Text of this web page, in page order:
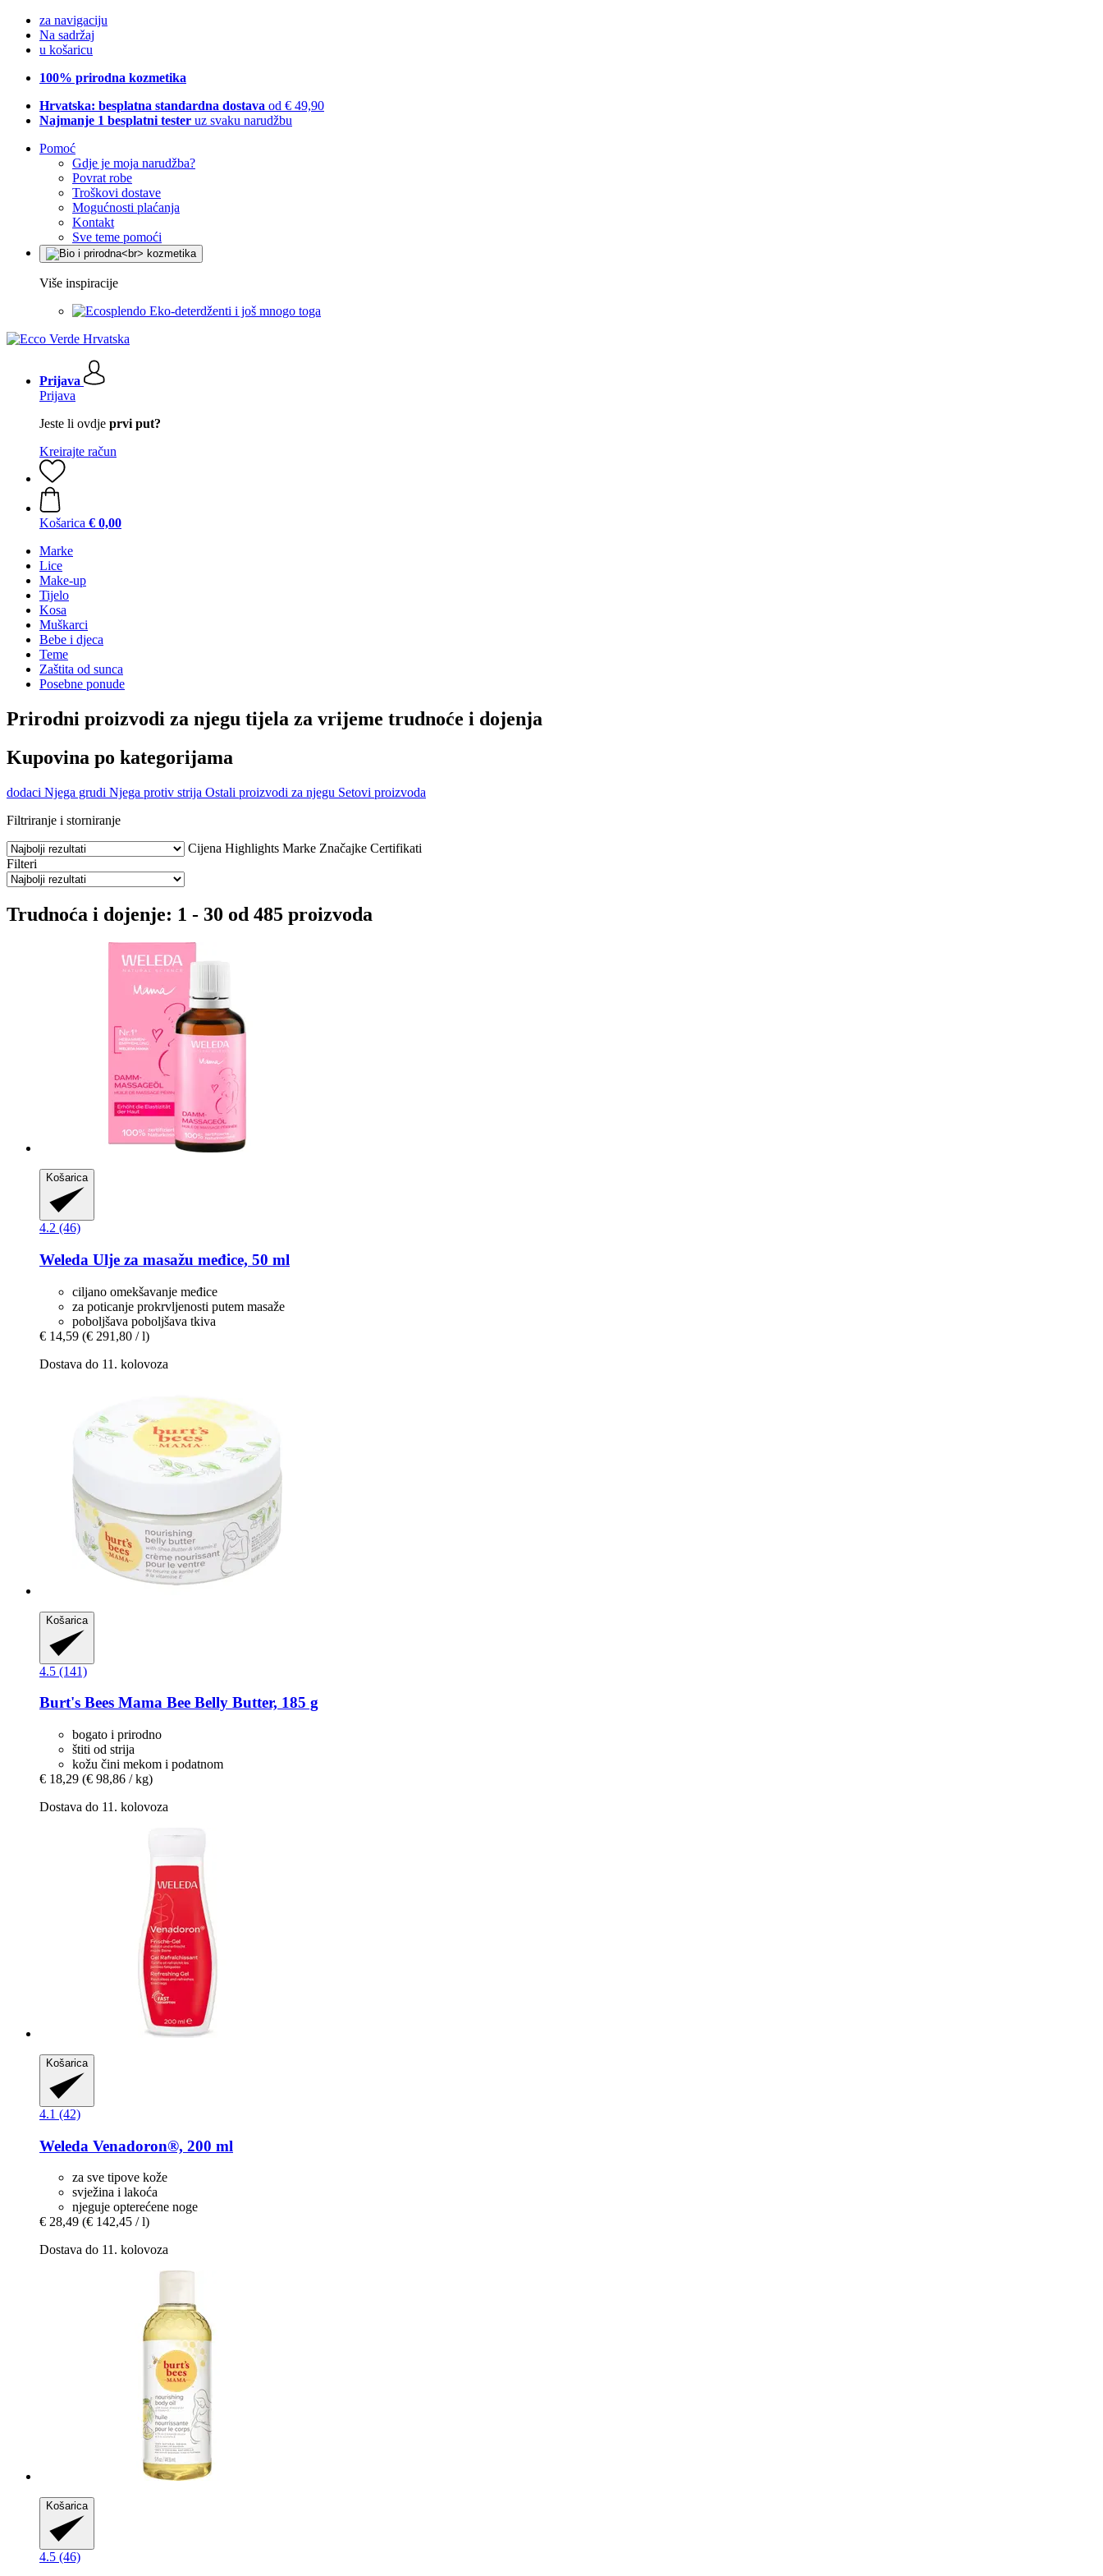
za navigaciju
Na sadržaj
u košaricu
100% prirodna kozmetika
Hrvatska: besplatna standardna dostava od € 49,90
Najmanje 1 besplatni tester uz svaku narudžbu
Pomoć
Gdje je moja narudžba?
Povrat robe
Troškovi dostave
Mogućnosti plaćanja
Kontakt
Sve teme pomoći
Više inspiracije
Eko-deterdženti i još mnogo toga
Prijava
Prijava
Jeste li ovdje prvi put?
Kreirajte račun
Košarica € 0,00
Marke
Lice
Make-up
Tijelo
Kosa
Muškarci
Bebe i djeca
Teme
Zaštita od sunca
Posebne ponude
Prirodni proizvodi za njegu tijela za vrijeme trudnoće i dojenja
Kupovina po kategorijama
dodaci Njega grudi Njega protiv strija Ostali proizvodi za njegu Setovi proizvoda
Filtriranje i storniranje
Cijena Highlights Marke Značajke Certifikati
Filteri
Trudnoća i dojenje: 1 - 30 od 485 proizvoda
Košarica
4.2 (46)
Weleda Ulje za masažu međice, 50 ml
ciljano omekšavanje međice
za poticanje prokrvljenosti putem masaže
poboljšava poboljšava tkiva
€ 14,59 (€ 291,80 / l)
Dostava do 11. kolovoza
Košarica
4.5 (141)
Burt's Bees Mama Bee Belly Butter, 185 g
bogato i prirodno
štiti od strija
kožu čini mekom i podatnom
€ 18,29 (€ 98,86 / kg)
Dostava do 11. kolovoza
Košarica
4.1 (42)
Weleda Venadoron®, 200 ml
za sve tipove kože
svježina i lakoća
njeguje opterećene noge
€ 28,49 (€ 142,45 / l)
Dostava do 11. kolovoza
Košarica
4.5 (46)